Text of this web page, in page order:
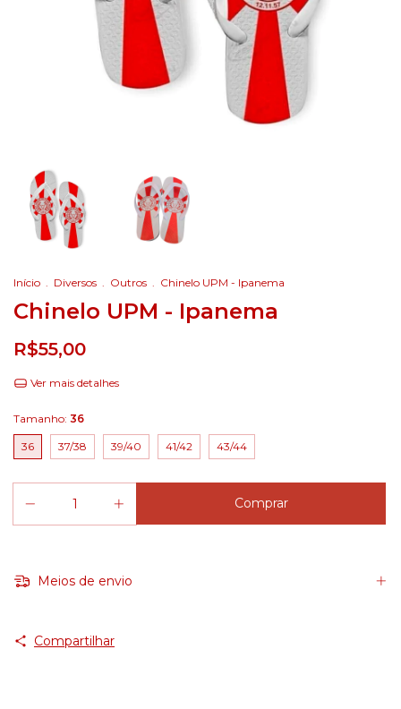
Início . Diversos . Outros . Chinelo UPM - Ipanema
Chinelo UPM - Ipanema
R$55,00
Ver mais detalhes
Tamanho: 36
36 37/38 39/40 41/42 43/44
Meios de envio
Compartilhar